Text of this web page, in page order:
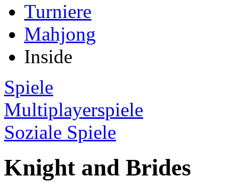
Turniere
Mahjong
Inside
Spiele
Multiplayerspiele
Soziale Spiele
Knight and Brides